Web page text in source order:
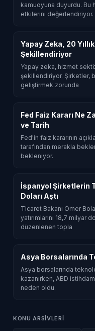
kamuoyuna duyurdu. Bu
etkilerini değerlendiriyor.
Yapay Zeka, 20
Şekillendiriyor
Yapay zeka, hizmet
şekillendiriyor. Şirketler,
geliştirmek zorunda
Fed Faiz Kararı Ne
ve Tarih
Fed'in faiz kararının
tarafından merakla
bekleniyor.
İspanyol Şirketlerin
Doları Aştı
Ticaret Bakanı Ömer
yatırımlarını 18,7 milyar
düzenlenen topla
Asya Borsalarında
Asya borsalarında
kazanırken, ABD
neden oldu.
KONU ARSIVLERI